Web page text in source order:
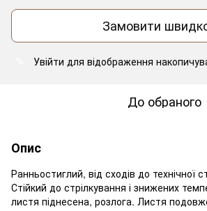
Замовити
Увійти для відображення
До обраного
Опис
Ранньостиглий, від сходів до технічної
Стійкий до стрілкування і знижених
листя піднесена, розлога. Листя